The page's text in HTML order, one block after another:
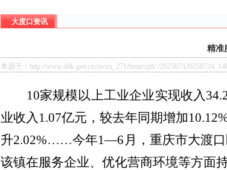
大度口资讯
精准
来源于：http://www.ddk.gov.cn/zwxx_271/bmjz/zjdt/./202507/
10家规模以上工业企业实现收入
业收入1.07亿元，较去年同期增加
升2.02%……今年1—6月，重庆市大渡口
该镇在服务企业、优化营商环境等方面